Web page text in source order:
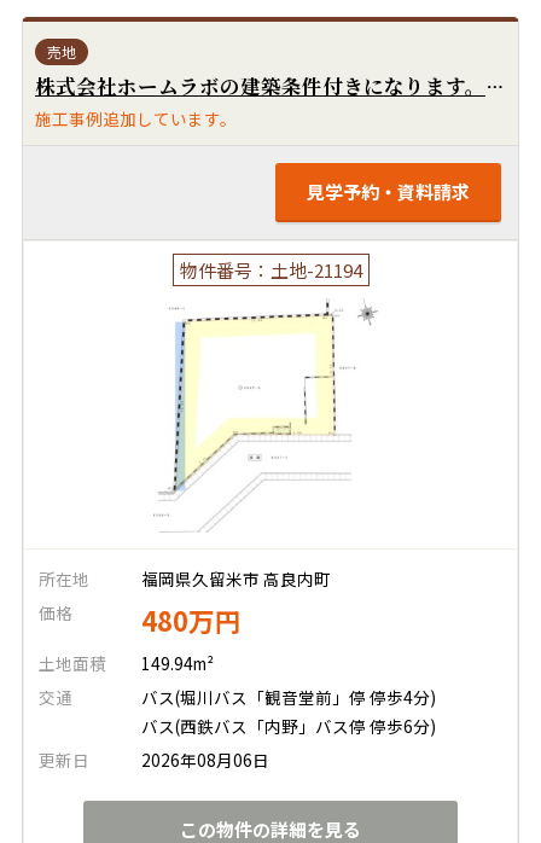
売地
株式会社ホームラボの建築条件付きになります。南道路で陽当り良好です！前面道路の冠水履歴はありません！上下水道引込みあります！確定測量済です！閑静な住宅街です！
施工事例追加しています。
見学予約・資料請求
物件番号：土地-21194
所在地
福岡県久留米市 高良内町
価格
480万円
土地面積
149.94m²
交通
バス(堀川バス「観音堂前」停 停歩4分)
バス(西鉄バス「内野」バス停 停歩6分)
更新日
2026年08月06日
この物件の詳細を見る